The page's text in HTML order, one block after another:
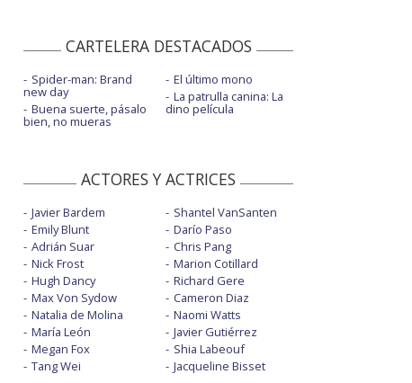
CARTELERA DESTACADOS
Spider-man: Brand
new day
Buena suerte, pásalo
bien, no mueras
El último mono
La patrulla canina: La
dino película
ACTORES Y ACTRICES
Javier Bardem
Emily Blunt
Adrián Suar
Nick Frost
Hugh Dancy
Max Von Sydow
Natalia de Molina
María León
Megan Fox
Tang Wei
Shantel VanSanten
Darío Paso
Chris Pang
Marion Cotillard
Richard Gere
Cameron Diaz
Naomi Watts
Javier Gutiérrez
Shia Labeouf
Jacqueline Bisset